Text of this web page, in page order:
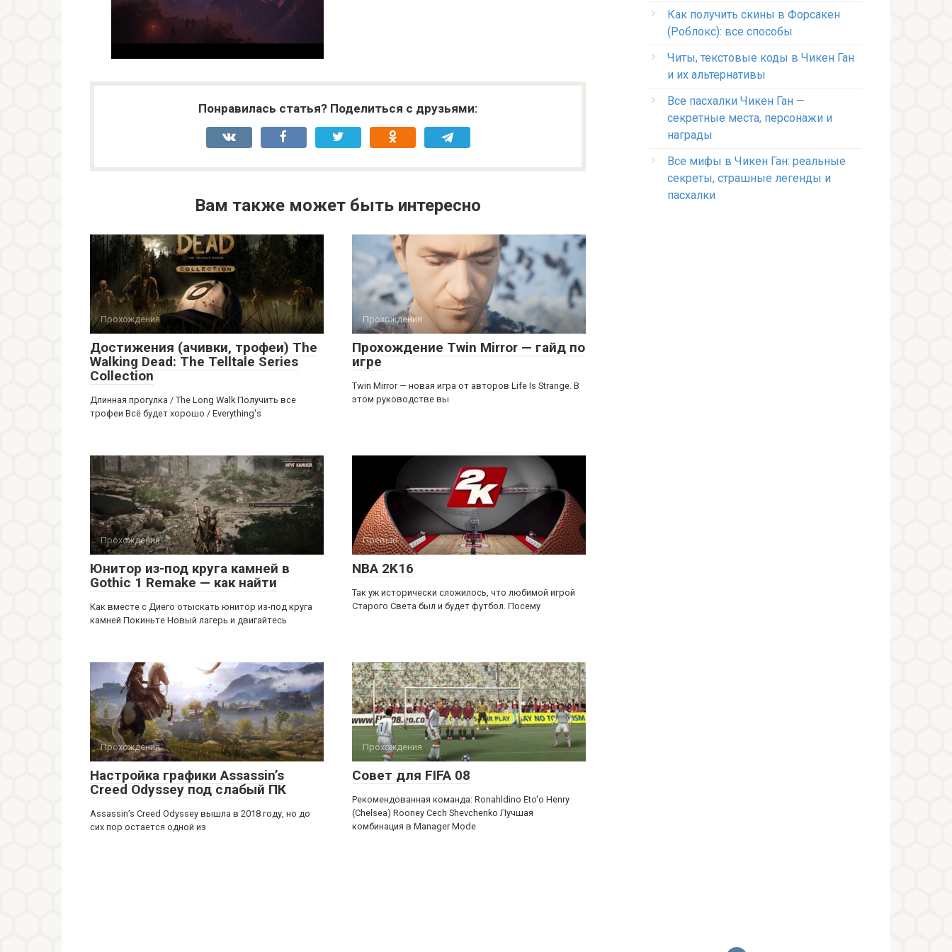
Понравилась статья? Поделиться с друзьями:
Вам также может быть интересно
Прохождения
Достижения (ачивки, трофеи) The
Walking Dead: The Telltale Series
Collection
Длинная прогулка / The Long Walk Получить все
трофеи Всё будет хорошо / Everything's
Прохождения
Прохождение Twin Mirror — гайд по
игре
Twin Mirror — новая игра от авторов Life Is Strange. В
этом руководстве вы
Прохождения
Юнитор из-под круга камней в
Gothic 1 Remake — как найти
Как вместе с Диего отыскать юнитор из-под круга
камней Покиньте Новый лагерь и двигайтесь
Превью
NBA 2K16
Так уж исторически сложилось, что любимой игрой
Старого Света был и будет футбол. Посему
Прохождения
Настройка графики Assassin’s
Creed Odyssey под слабый ПК
Assassin’s Creed Odyssey вышла в 2018 году, но до
сих пор остается одной из
Прохождения
Совет для FIFA 08
Рекомендованная команда: Ronahldino Eto'o Henry
(Chelsea) Rooney Cech Shevchenko Лучшая
комбинация в Manager Mode
Как получить скины в Форсакен
(Роблокс): все способы
Читы, текстовые коды в Чикен Ган
и их альтернативы
Все пасхалки Чикен Ган —
секретные места, персонажи и
награды
Все мифы в Чикен Ган: реальные
секреты, страшные легенды и
пасхалки